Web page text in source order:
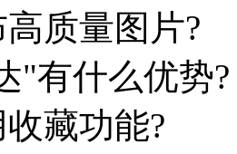
质量图片?
"有什么优势?
藏功能?